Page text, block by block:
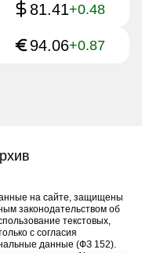
81.41+0.48
94.06+0.87
на сайте, защищены
законодательством об
текстовых,
с согласия
данные (ФЗ 152).